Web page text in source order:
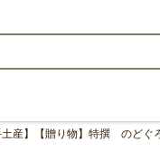
産】【贈り物】特撰 のどぐ